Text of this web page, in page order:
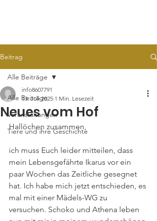
Beitrag
Alle Beiträge
Veranstaltungen
Tiere und ihre Geschichte
Alle Beiträge
Neues vom Hof
info8607791
13. Juli 2025 1 Min. Lesezeit
Hallöchen zusammen,
ich muss Euch leider mitteilen, dass
mein Lebensgefährte Ikarus vor ein
paar Wochen das Zeitliche gesegnet
hat. Ich habe mich jetzt entschieden, es
mal mit einer Mädels-WG zu
versuchen. Schoko und Athena leben